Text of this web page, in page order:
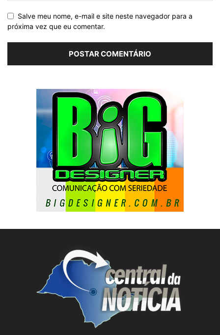
Salve meu nome, e-mail e site neste navegador para a
próxima vez que eu comentar.